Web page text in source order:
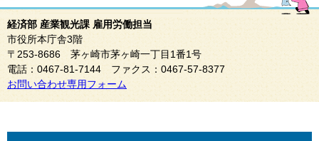
経済部 産業観光課 雇用労働担当
市役所本庁舎3階
〒253-8686 茅ヶ崎市茅ヶ崎一丁目1番1号
電話：0467-81-7144 ファクス：0467-57-8377
お問い合わせ専用フォーム